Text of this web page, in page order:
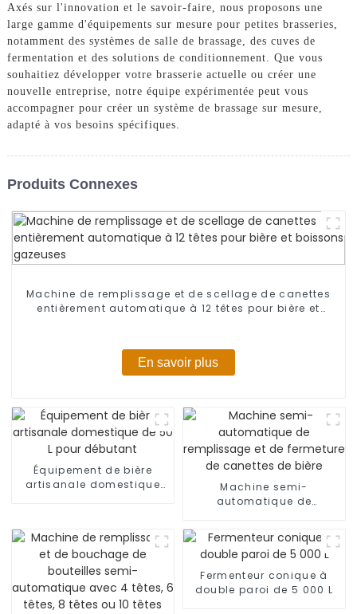
Axés sur l'innovation et le savoir-faire, nous proposons une
large gamme d'équipements sur mesure pour petites brasseries,
notamment des systèmes de salle de brassage, des cuves de
fermentation et des solutions de conditionnement. Que vous
souhaitiez développer votre brasserie actuelle ou créer une
nouvelle entreprise, notre équipe expérimentée peut vous
accompagner pour créer un système de brassage sur mesure,
adapté à vos besoins spécifiques.
Produits Connexes
Machine de remplissage et de scellage de canettes
entièrement automatique à 12 têtes pour bière et
En savoir plus
Équipement de bière
artisanale domestique
Machine semi-
automatique de
fermeture de canettes de
bière
Fermenteur conique à
double paroi de 5 000 L